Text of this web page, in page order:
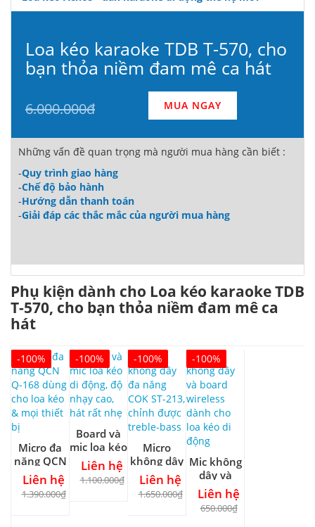
Loa kéo karaoke TDB T-570, cho
bạn thỏa niềm đam mê ca hát
6.000.000đ MUA NGAY
Những vấn đề quan trọng mà người mua hàng cần biết :
-Quy trình giao hàng
-Chế độ bảo hành
-Hướng dẫn thanh toán
-Giải đáp các thắc mắc của người mua hàng
Phụ kiện dành cho Loa kéo karaoke TDB
T-570, cho bạn thỏa niềm đam mê ca
hát
-100%
Micro đa
năng QCN
Q-168
dùng cho
loa kéo &
Liên hệ
1.390.000₫
-100%
Board và
mic loa kéo
di động, độ
nhạy cao,
hát rất
Liên hệ
1.100.000₫
-100%
Micro
không dây
đa năng
COK ST-
213, chỉnh
Liên hệ
1.650.000₫
-100%
Mic không
dây và
board
wireless
dành cho
Liên hệ
650.000₫